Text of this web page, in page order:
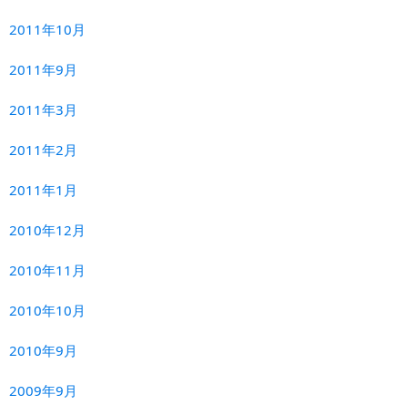
2011年10月
2011年9月
2011年3月
2011年2月
2011年1月
2010年12月
2010年11月
2010年10月
2010年9月
2009年9月